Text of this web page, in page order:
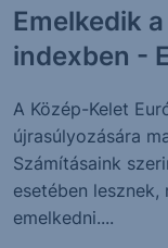
Emelkedik
indexben -
A Közép-Kelet
újrasúlyozására
Számításaink
esetében
emelkedni....